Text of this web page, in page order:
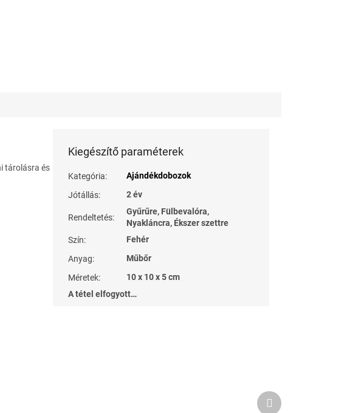
tárolásra és
Kiegészítő paraméterek
Kategória:
Ajándékdobozok
Jótállás: 2 év
Rendeltetés:
Gyűrűre, Fülbevalóra,
Nyakláncra, Ékszer szettre
Szín:
Fehér
Anyag:
Műbőr
Méretek:
10 x 10 x 5 cm
A tétel elfogyott…
Következő
termék